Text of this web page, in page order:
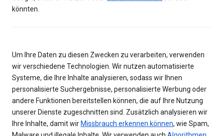
könnten.
Um Ihre Daten zu diesen Zwecken zu verarbeiten, verwenden
wir verschiedene Technologien. Wir nutzen automatisierte
Systeme, die Ihre Inhalte analysieren, sodass wir Ihnen
personalisierte Suchergebnisse, personalisierte Werbung oder
andere Funktionen bereitstellen können, die auf Ihre Nutzung
unserer Dienste zugeschnitten sind. Zusätzlich analysieren wir
Ihre Inhalte, damit wir Missbrauch erkennen können, wie Spam,